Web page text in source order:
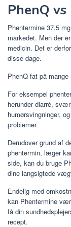
PhenQ
Phentermine 37,5
markedet. Men der
medicin. Det er
disse dage.
PhenQ fat på
For eksempel
herunder diarré,
humørsvingninger,
problemer.
Derudover grund af
phentermin, læger
side, kan du bruge
dine langsigtede
Endelig med
kan Phentermine
få din
recept.